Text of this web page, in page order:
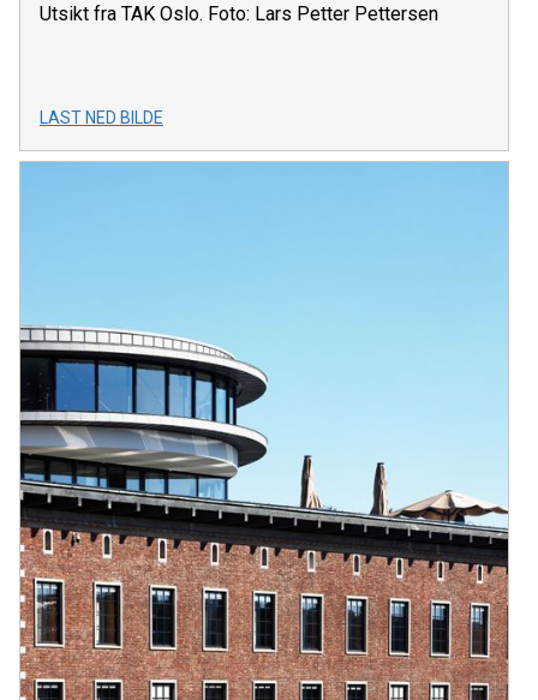
Utsikt fra TAK Oslo. Foto: Lars Petter Pettersen
LAST NED BILDE